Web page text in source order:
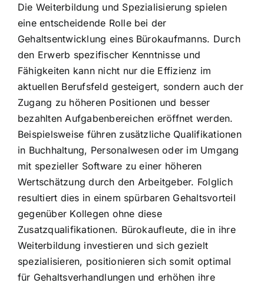
Die Weiterbildung und Spezialisierung spielen
eine entscheidende Rolle bei der
Gehaltsentwicklung eines Bürokaufmanns. Durch
den Erwerb spezifischer Kenntnisse und
Fähigkeiten kann nicht nur die Effizienz im
aktuellen Berufsfeld gesteigert, sondern auch der
Zugang zu höheren Positionen und besser
bezahlten Aufgabenbereichen eröffnet werden.
Beispielsweise führen zusätzliche Qualifikationen
in Buchhaltung, Personalwesen oder im Umgang
mit spezieller Software zu einer höheren
Wertschätzung durch den Arbeitgeber. Folglich
resultiert dies in einem spürbaren Gehaltsvorteil
gegenüber Kollegen ohne diese
Zusatzqualifikationen. Bürokaufleute, die in ihre
Weiterbildung investieren und sich gezielt
spezialisieren, positionieren sich somit optimal
für Gehaltsverhandlungen und erhöhen ihre